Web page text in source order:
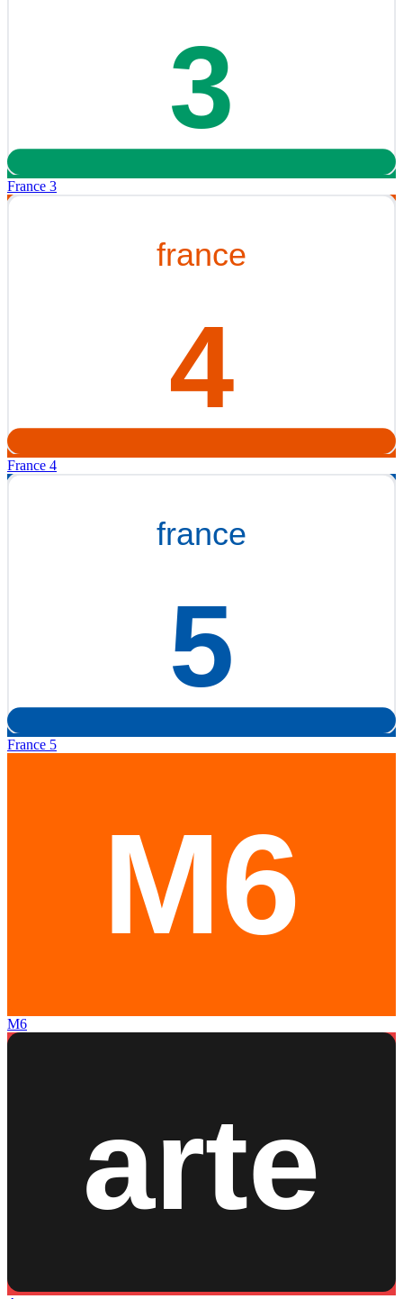
France 3
France 4
France 5
M6